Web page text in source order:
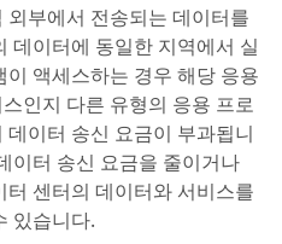
부에서 전송되는 데이터를
데이터에 동일한 지역에서 실
액세스하는 경우 해당 응용
인지 다른 유형의 응용 프로
이터 송신 요금이 부과됩니
이터 송신 요금을 줄이거나
센터의 데이터와 서비스를
있습니다.